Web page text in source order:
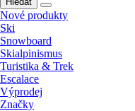
Nové produkty
Ski
Snowboard
Skialpinismus
Turistika & Trek
Escalace
Výprodej
Značky